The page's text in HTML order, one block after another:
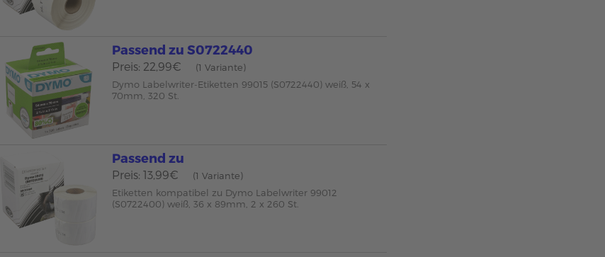
Passend zu S0722440
Preis: 22,99€
(1 Variante)
Dymo Labelwriter-Etiketten 99015 (S0722440) weiß, 54 x
70mm, 320 St.
Passend zu
Preis: 13,99€
(1 Variante)
Etiketten kompatibel zu Dymo Labelwriter 99012
(S0722400) weiß, 36 x 89mm, 2 x 260 St.